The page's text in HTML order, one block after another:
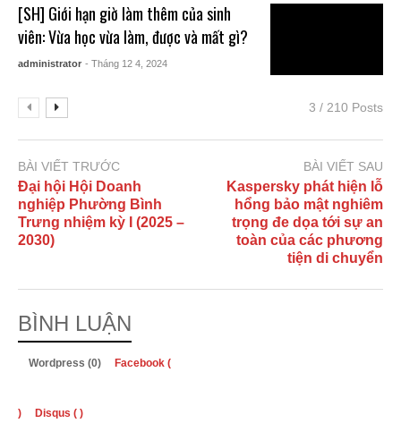
[SH] Giới hạn giờ làm thêm của sinh
viên: Vừa học vừa làm, được và mất gì?
administrator - Tháng 12 4, 2024
3 / 210 Posts
BÀI VIẾT TRƯỚC
Đại hội Hội Doanh
nghiệp Phường Bình
Trưng nhiệm kỳ I (2025 –
2030)
BÀI VIẾT SAU
Kaspersky phát hiện lỗ
hổng bảo mật nghiêm
trọng đe dọa tới sự an
toàn của các phương
tiện di chuyển
BÌNH LUẬN
Wordpress (0) Facebook (
) Disqus ( )